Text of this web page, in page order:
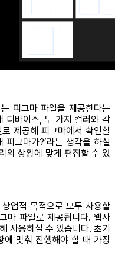
피그마 파일을 제공한다는
디바이스, 두 가지 컬러와 각
제공해 피그마에서 확인할
피그마가?’라는 생각을 하실
의 상황에 맞게 편집할 수 있
업적 목적으로 모두 사용할
마 파일로 제공됩니다. 웹사
사용하실 수 있습니다. 초기
에 맞춰 진행해야 할 때 가장